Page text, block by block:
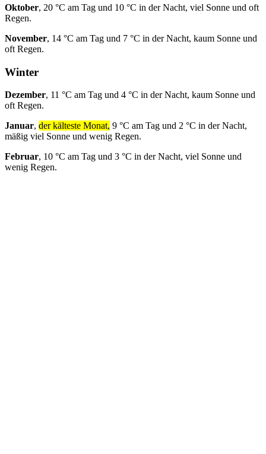
Oktober, 20 °C am Tag und 10 °C in der Nacht, viel Sonne und oft
Regen.
November, 14 °C am Tag und 7 °C in der Nacht, kaum Sonne und
oft Regen.
Winter
Dezember, 11 °C am Tag und 4 °C in der Nacht, kaum Sonne und
oft Regen.
Januar, der kälteste Monat, 9 °C am Tag und 2 °C in der Nacht,
mäßig viel Sonne und wenig Regen.
Februar, 10 °C am Tag und 3 °C in der Nacht, viel Sonne und
wenig Regen.